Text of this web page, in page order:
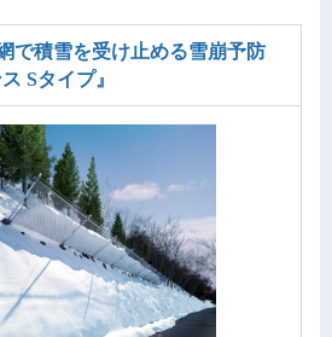
で積雪を受け止める雪崩予防
Sタイプ』